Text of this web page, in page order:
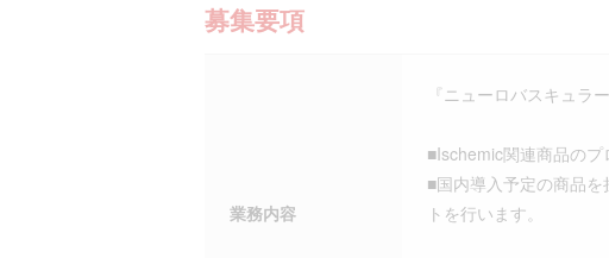
募集要項
業務内容
『ニューロバスキュ
■Ischemic関連商品のプ
■国内導入予定の商品
トを行います。